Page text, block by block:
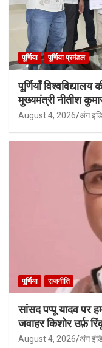
पूर्णिया पूर्णिया प्रमंडल
पूर्णियाँ
मुख्यमंत्री नीतीश
August 4, 2026 अंग
पूर्णिया राजनीति
सांसद पप्पू यादव पर
जवाहर किशोर उर्फ़
August 4, 2026 अंग